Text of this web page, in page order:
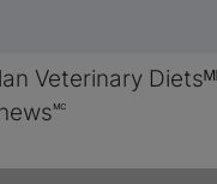
Veterinary